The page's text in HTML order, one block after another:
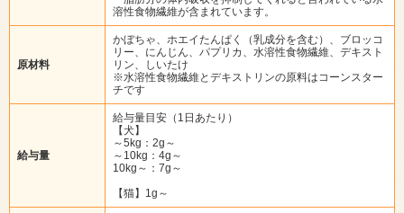
溶性食物繊維が含まれています。
原材料
かぼちゃ、ホエイたんぱく（乳成分を含む）、ブロッコ
リー、にんじん、パプリカ、水溶性食物繊維、デキスト
リン、しいたけ
※水溶性食物繊維とデキストリンの原料はコーンスター
チです
給与量
給与量目安（1日あたり）
【犬】
～5kg：2g～
～10kg：4g～
10kg～：7g～
【猫】1g～